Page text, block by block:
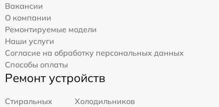
Вакансии
О компании
Ремонтируемые модели
Наши услуги
Согласие на обработку персональных данных
Способы оплаты
Ремонт устройств
Стиральных
Холодильников